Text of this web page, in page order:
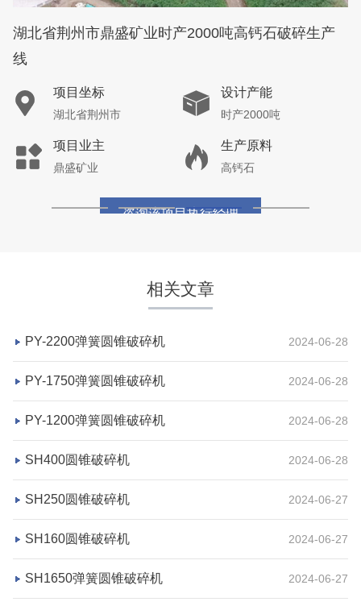
湖北省荆州市鼎盛矿业时产2000吨高钙石破碎生产
线
项目坐标
湖北省荆州市
设计产能
时产2000吨
项目业主
鼎盛矿业
生产原料
高钙石
咨询该项目执行经理
湖北省宜昌市砂石集并日产一万吨砂石料生产线
项目坐标
项目业主
相关文章
PY-2200弹簧圆锥破碎机 2024-06-28
PY-1750弹簧圆锥破碎机 2024-06-28
PY-1200弹簧圆锥破碎机 2024-06-28
SH400圆锥破碎机 2024-06-28
SH250圆锥破碎机 2024-06-27
SH160圆锥破碎机 2024-06-27
SH1650弹簧圆锥破碎机 2024-06-27